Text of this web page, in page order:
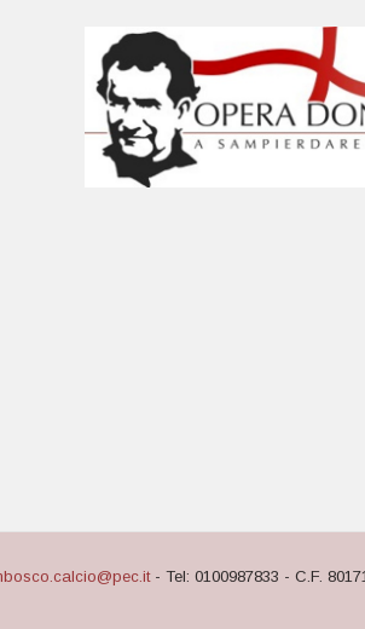
- Tel: 0100987833 - C.F.